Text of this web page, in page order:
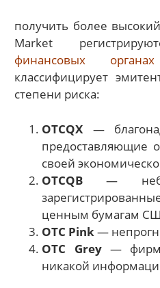
получить более высокий
Market
финансовых
классифицирует
степени риска:
OTCQX —
предоставляющие
своей
OTCQB —
ценным бумагам
OTC Pink—
OTC Grey—
никакой